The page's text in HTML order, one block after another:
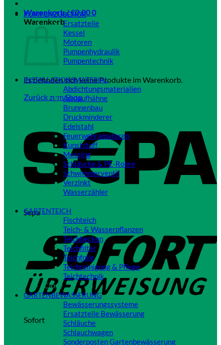
Warenkorb /€0,000
Warenkorb
Es befinden sich keine Produkte im Warenkorb.
Zurück zum Shop
Sepa
Sofort
PUMPENZUBEHÖR
Ersatzteile
Kessel
Motoren
Pumpenhydraulik
Pumpentechnik
INSTALLATIONSMATERIAL
Abdichtungsmaterialien
Auslaufhähne
Brunnenbau
Druckminderer
Edelstahl
Feuerwehramaturen
Kunststoff
Messing
Schläuche & PE-Rohre
Schwimmerventil
Verzinkt
Wasserzähler
GARTENTEICH
Fischteich
Teich- & Wasserpflanzen
Teichbecken
Teichfilter
Teichfolie
Teichreinigung & Pflege
Teichtechnik
Close
GARTENBEWÄSSERUNG
Bewässerungssysteme
Ersatzteile Bewässerung
Schläuche
Schlauchwagen
Sonderposten Gartenbewässerung